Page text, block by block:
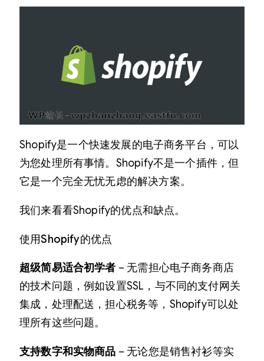
Shopify是一个快速发展的电子商务平台，可以
为您处理所有事情。Shopify不是一个插件，但
它是一个完全无忧无虑的解决方案。
我们来看看Shopify的优点和缺点。
使用Shopify的优点
超级简易适合初学者 – 无需担心电子商务商店
的技术问题，例如设置SSL，与不同的支付网关
集成，处理配送，担心税务等，Shopify可以处
理所有这些问题。
支持数字和实物商品 – 无论您是销售衬衫等实